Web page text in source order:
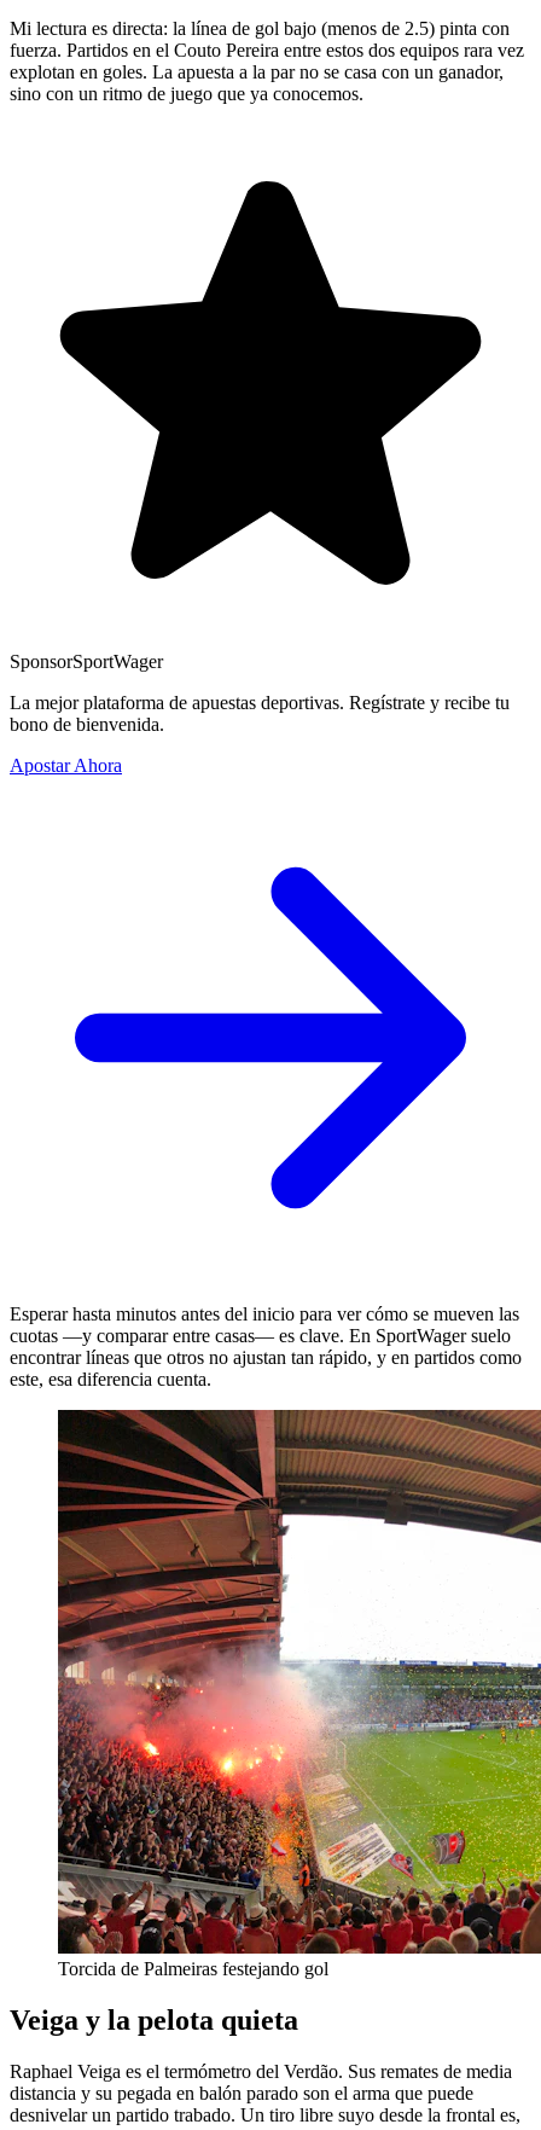
Mi lectura es directa: la línea de gol bajo (menos de 2.5) pinta con
fuerza. Partidos en el Couto Pereira entre estos dos equipos rara vez
explotan en goles. La apuesta a la par no se casa con un ganador,
sino con un ritmo de juego que ya conocemos.
SponsorSportWager
La mejor plataforma de apuestas deportivas. Regístrate y recibe tu
bono de bienvenida.
Apostar Ahora
Esperar hasta minutos antes del inicio para ver cómo se mueven las
cuotas —y comparar entre casas— es clave. En SportWager suelo
encontrar líneas que otros no ajustan tan rápido, y en partidos como
este, esa diferencia cuenta.
Torcida de Palmeiras festejando gol
Veiga y la pelota quieta
Raphael Veiga es el termómetro del Verdão. Sus remates de media
distancia y su pegada en balón parado son el arma que puede
desnivelar un partido trabado. Un tiro libre suyo desde la frontal es,